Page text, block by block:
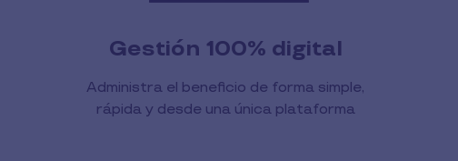
Gestión 100% digital
Administra el beneficio de forma simple,
rápida y desde una única plataforma